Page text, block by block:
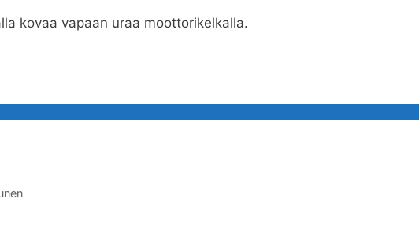
kovaa vapaan uraa moottorikelkalla.